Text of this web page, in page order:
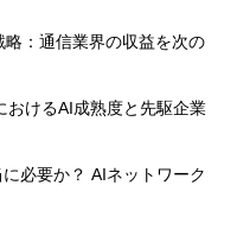
：通信業界の収益を次の
おけるAI成熟度と先駆企業
必要か？ AIネットワーク